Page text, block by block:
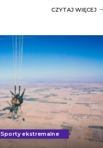
CZYTAJ WIĘCEJ
Sporty ekstremalne